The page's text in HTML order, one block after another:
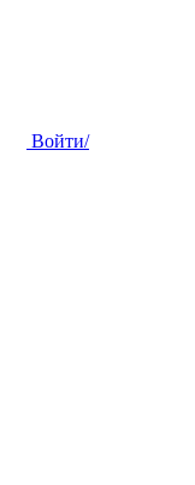
Войти/